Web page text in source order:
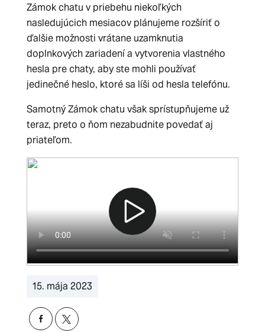
Zámok chatu v priebehu niekoľkých
nasledujúcich mesiacov plánujeme rozšíriť o
ďalšie možnosti vrátane uzamknutia
doplnkových zariadení a vytvorenia vlastného
hesla pre chaty, aby ste mohli používať
jedinečné heslo, ktoré sa líši od hesla telefónu.
Samotný Zámok chatu však sprístupňujeme už
teraz, preto o ňom nezabudnite povedať aj
priateľom.
15. mája 2023